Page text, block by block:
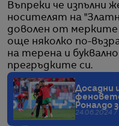
Въпреки че изпълни
носителят на
доволен от мерките
още няколко по-
на терена и буквално
прегръдките си.
Досадни
Роналдо
24.06.2024 /